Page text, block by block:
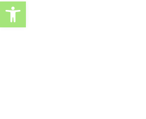
Ανοίξτε τη γραμμή